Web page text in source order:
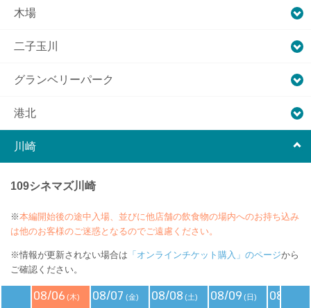
木場
二子玉川
グランベリーパーク
港北
川崎
109シネマズ川崎
※本編開始後の途中入場、並びに他店舗の飲食物の場内へのお持ち込み
は他のお客様のご迷惑となるのでご遠慮ください。
※情報が更新されない場合は 「オンラインチケット購入」のページから
ご確認ください。
08/06 (木) 08/07 (金) 08/08 (土) 08/09 (日) 08/10